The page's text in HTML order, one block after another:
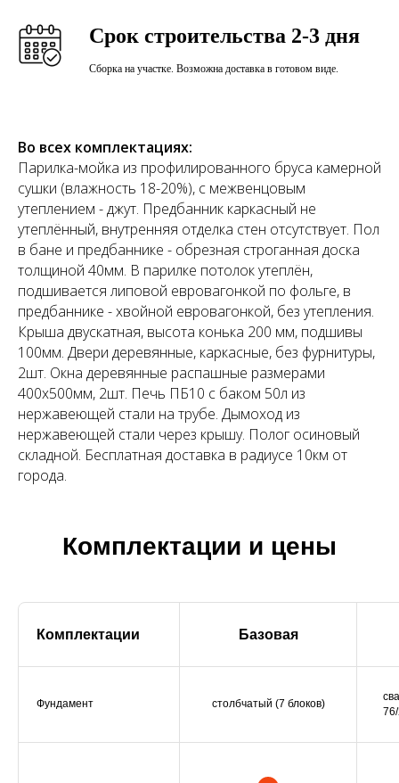
Срок строительства 2-3 дня
Сборка на участке. Возможна доставка в готовом виде.
Во всех комплектациях:
Парилка-мойка из профилированного бруса камерной
сушки (влажность 18-20%), с межвенцовым
утеплением - джут. Предбанник каркасный не
утеплённый, внутренняя отделка стен отсутствует. Пол
в бане и предбаннике - обрезная строганная доска
толщиной 40мм. В парилке потолок утеплён,
подшивается липовой евровагонкой по фольге, в
предбаннике - хвойной евровагонкой, без утепления.
Крыша двускатная, высота конька 200 мм, подшивы
100мм. Двери деревянные, каркасные, без фурнитуры,
2шт. Окна деревянные распашные размерами
400х500мм, 2шт. Печь ПБ10 с баком 50л из
нержавеющей стали на трубе. Дымоход из
нержавеющей стали через крышу. Полог осиновый
складной. Бесплатная доставка в радиусе 10км от
города.
Комплектации и цены
Комплектации Базовая
Фундамент столбчатый (7 блоков)